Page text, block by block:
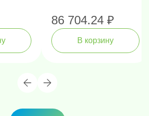
86 704.24 ₽
В корзину